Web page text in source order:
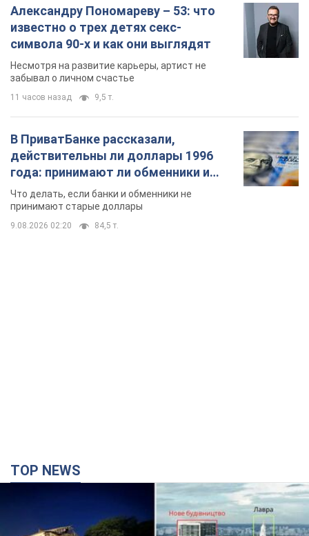
Александру Пономареву – 53: что
известно о трех детях секс-
символа 90-х и как они выглядят
Несмотря на развитие карьеры, артист не
забывал о личном счастье
11 часов назад 9,5 т.
В ПриватБанке рассказали,
действительны ли доллары 1996
года: принимают ли обменники и
банки такие купюры
Что делать, если банки и обменники не
принимают старые доллары
9.08.2026 02:20 84,5 т.
TOP NEWS